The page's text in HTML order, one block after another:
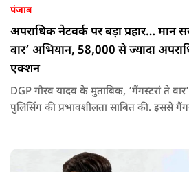
पंजाब
अपराधिक नेटवर्क पर बड़ा प्रहार… मान
वार’ अभियान, 58,000 से ज्यादा
एक्शन
DGP गौरव यादव के मुताबिक, ‘गैंगस्टरां ते
पुलिसिंग की प्रभावशीलता साबित की. इससे